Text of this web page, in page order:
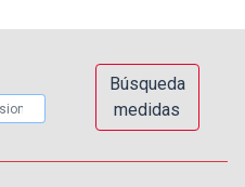
Búsqueda
medidas